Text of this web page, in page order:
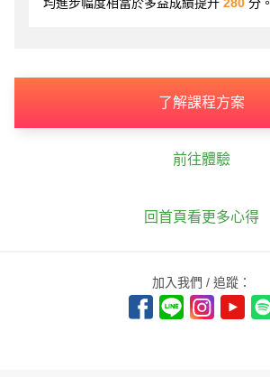
了解課程方案
前往體驗
回首頁看更多心得
加入我們 / 追蹤：